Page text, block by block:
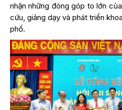
nhận những đóng góp to lớn
cứu, giảng dạy và phát triển
phố.